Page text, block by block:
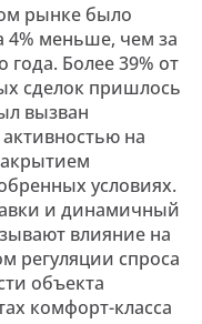
рынке было
4% меньше, чем за
Более 39% от
сделок пришлось
вызван
на
условиях.
и динамичный
влияние на
регуляции спроса
объекта
комфорт-класса